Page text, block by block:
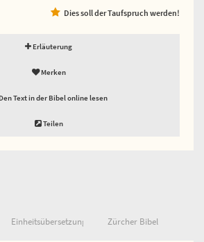
Dies soll der Taufspruch werden!
Erläuterung
Merken
Den Text in der Bibel online lesen
Teilen
Einheitsübersetzung Zürcher Bibel